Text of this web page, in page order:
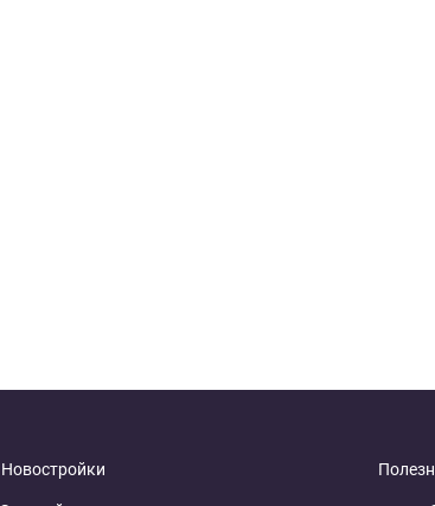
Новостройки